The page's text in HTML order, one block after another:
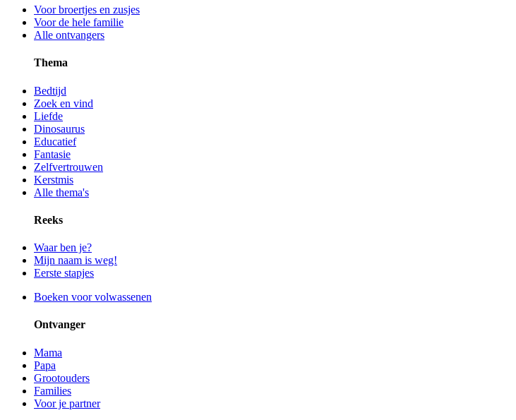
Voor broertjes en zusjes
Voor de hele familie
Alle ontvangers
Thema
Bedtijd
Zoek en vind
Liefde
Dinosaurus
Educatief
Fantasie
Zelfvertrouwen
Kerstmis
Alle thema's
Reeks
Waar ben je?
Mijn naam is weg!
Eerste stapjes
Boeken voor volwassenen
Ontvanger
Mama
Papa
Grootouders
Families
Voor je partner